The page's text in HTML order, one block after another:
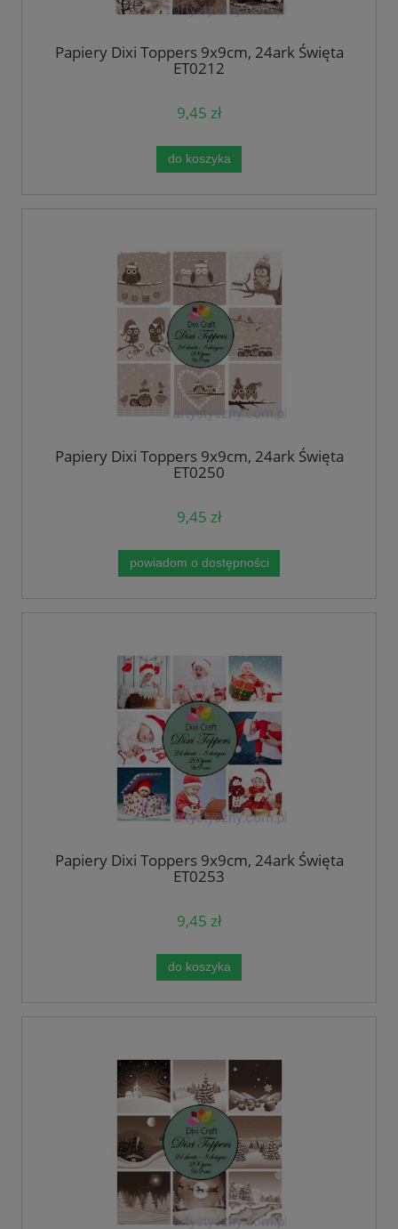
Papiery Dixi Toppers 9x9cm, 24ark Święta
ET0212
9,45 zł
do koszyka
Papiery Dixi Toppers 9x9cm, 24ark Święta
ET0250
9,45 zł
powiadom o dostępności
Papiery Dixi Toppers 9x9cm, 24ark Święta
ET0253
9,45 zł
do koszyka